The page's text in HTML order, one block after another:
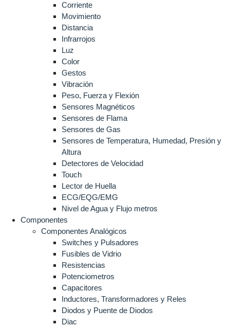
Corriente
Movimiento
Distancia
Infrarrojos
Luz
Color
Gestos
Vibración
Peso, Fuerza y Flexión
Sensores Magnéticos
Sensores de Flama
Sensores de Gas
Sensores de Temperatura, Humedad, Presión y
Altura
Detectores de Velocidad
Touch
Lector de Huella
ECG/EQG/EMG
Nivel de Agua y Flujo metros
Componentes
Componentes Analógicos
Switches y Pulsadores
Fusibles de Vidrio
Resistencias
Potenciometros
Capacitores
Inductores, Transformadores y Reles
Diodos y Puente de Diodos
Diac